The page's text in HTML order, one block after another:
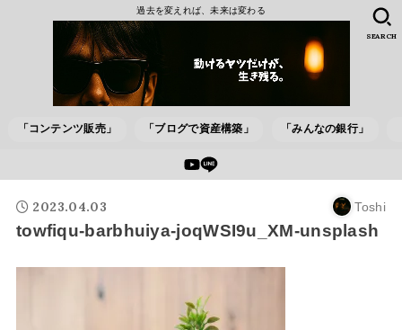
過去を変えれば、未来は変わる
「コンテンツ販売」 「ブログで資産構築」 「みんなの銀行」
SEARCH
2023.04.03 Toshi
towfiqu-barbhuiya-joqWSI9u_XM-unsplash